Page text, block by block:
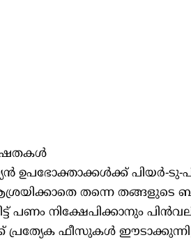
ഉപഭോക്താക്കൾക്ക് പിയർ-ടു-
തന്നെ
പണം നിക്ഷേപിക്കാനും
പ്രത്യേക ഫീസുകൾ